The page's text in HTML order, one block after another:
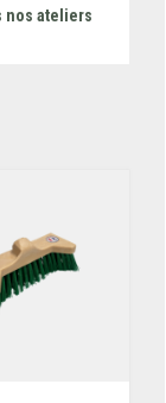
nos ateliers